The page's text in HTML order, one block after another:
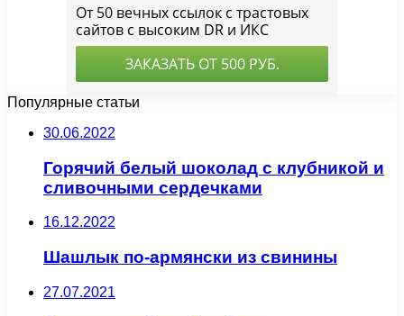
Популярные статьи
30.06.2022
Горячий белый шоколад с клубникой и
сливочными сердечками
16.12.2022
Шашлык по-армянски из свинины
27.07.2021